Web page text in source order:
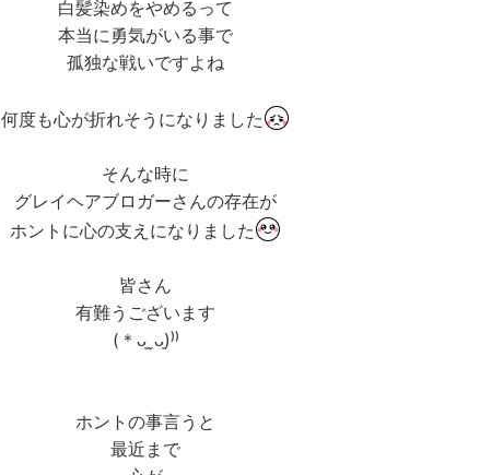
白髪染めをやめるって
本当に勇気がいる事で
孤独な戦いですよね
何度も心が折れそうになりました
そんな時に
グレイヘアブロガーさんの存在が
ホントに心の支えになりました
皆さん
有難うございます
(＊ᴗ͈ˬᴗ͈)⁾⁾
ホントの事言うと
最近まで